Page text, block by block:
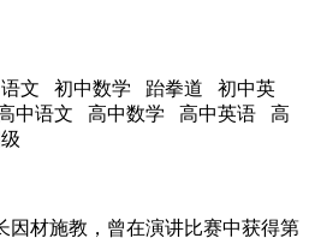
文 初中数学 跆拳道 初中英
中语文 高中数学 高中英语 高
因材施教，曾在演讲比赛中获得第